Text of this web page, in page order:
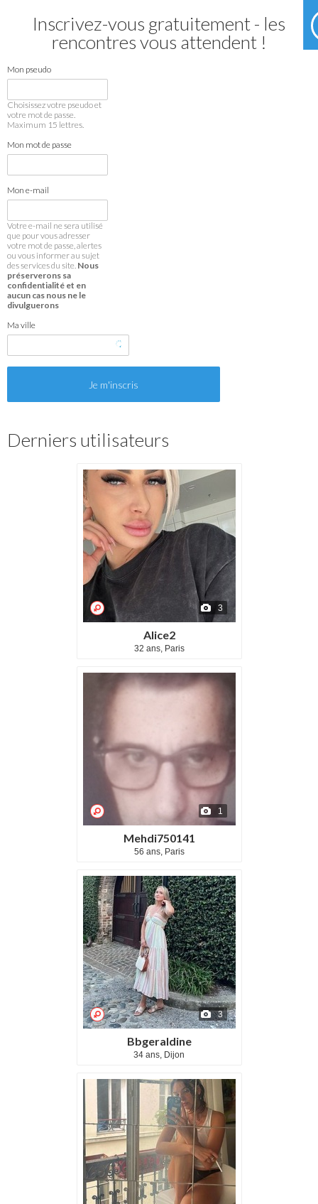
Inscrivez-vous gratuitement - les
rencontres vous attendent !
Mon pseudo
Choisissez votre pseudo et
votre mot de passe.
Maximum 15 lettres.
Mon mot de passe
Mon e-mail
Votre e-mail ne sera utilisé
que pour vous adresser
votre mot de passe, alertes
ou vous informer au sujet
des services du site. Nous
préserverons sa
confidentialité et en
aucun cas nous ne le
divulguerons
Ma ville
Derniers utilisateurs
3
Alice2
32 ans, Paris
1
Mehdi750141
56 ans, Paris
3
Bbgeraldine
34 ans, Dijon